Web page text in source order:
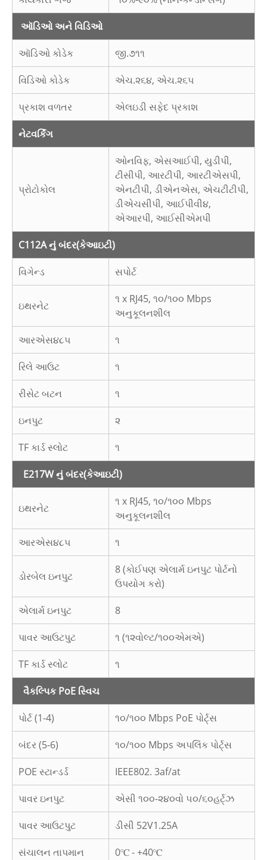
ઑડિઓ અને વિડિઓ
ઑડિઓ કોડેક જી.૭૧૧
વિડિઓ કોડેક એચ.૨૬૪, એચ.૨૬૫
પ્રકાશ વળતર એલઇડી સફેદ પ્રકાશ
નેટવર્કિંગ
પ્રોટોકોલ
ઓનવિફ, એસઆઈપી, યુડીપી,
ટીસીપી, આરટીપી, આરટીએસપી,
એનટીપી, ડીએનએસ, એચટીટીપી,
ડીએચસીપી, આઈપીવી૪,
એઆરપી, આઈસીએમપી
C112A નું બંદર(કેઆઇટી)
વિગેન્ડ સપોર્ટ
ઇથરનેટ
૧ x RJ45, ૧૦/૧૦૦ Mbps
અનુકૂલનશીલ
આરએસ૪૮૫ ૧
રિલે આઉટ ૧
રીસેટ બટન ૧
ઇનપુટ ૨
TF કાર્ડ સ્લોટ ૧
E217W નું બંદર(કેઆઇટી)
ઇથરનેટ
૧ x RJ45, ૧૦/૧૦૦ Mbps
અનુકૂલનશીલ
આરએસ૪૮૫ ૧
ડોરબેલ ઇનપુટ
8 (કોઈપણ એલાર્મ ઇનપુટ પોર્ટનો
ઉપયોગ કરો)
એલાર્મ ઇનપુટ 8
પાવર આઉટપુટ ૧ (૧૨વોલ્ટ/૧૦૦એમએ)
TF કાર્ડ સ્લોટ ૧
વૈકલ્પિક PoE સ્વિચ
પોર્ટ (1-4) ૧૦/૧૦૦ Mbps PoE પોર્ટ્સ
બંદર (5-6) ૧૦/૧૦૦ Mbps અપલિંક પોર્ટ્સ
POE સ્ટાન્ડર્ડ IEEE802. 3af/at
પાવર ઇનપુટ એસી ૧૦૦-૨૪૦વો ૫૦/૬૦હર્ટ્ઝ
પાવર આઉટપુટ ડીસી 52V1.25A
સંચાલન તાપમાન 0℃ - +40℃